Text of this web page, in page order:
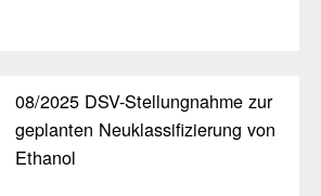
08/​2025 DSV-Stel­lung­nahme zur
geplanten Neuklas­si­fi­zie­rung von
Ethanol